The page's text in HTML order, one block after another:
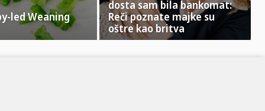
led Weaning
dosta sam bila bankomat:
Reči poznate majke su
oštre kao britva